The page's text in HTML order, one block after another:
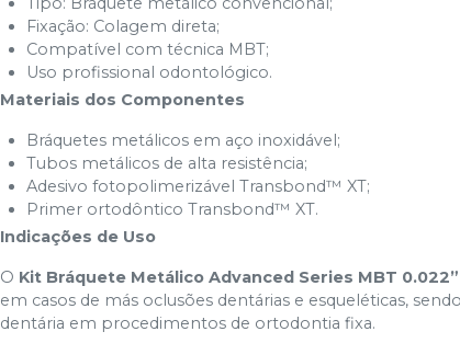
Fixação: Colagem direta;
Compatível com técnica MBT;
Uso profissional odontológico.
Materiais dos Componentes
Bráquetes metálicos em aço inoxidável;
Tubos metálicos de alta resistência;
Adesivo fotopolimerizável Transbond™ XT;
Primer ortodôntico Transbond™ XT.
Indicações de Uso
O Kit Bráquete Metálico Advanced Series MBT 0.022”
em casos de más oclusões dentárias e esqueléticas,
dentária em procedimentos de ortodontia fixa.